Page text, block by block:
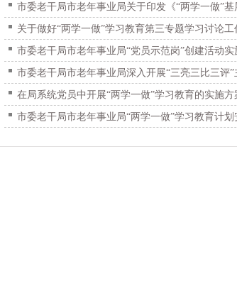
市委老干局市老年事业局关于印发《“两学一做”
关于做好“两学一做”学习教育第三专题学习讨论工
市委老干局市老年事业局“党员示范岗”创建活动实
市委老干局市老年事业局深入开展“三亮三比三评
在局系统党员中开展“两学一做”学习教育的实施方
市委老干局市老年事业局“两学一做”学习教育计划